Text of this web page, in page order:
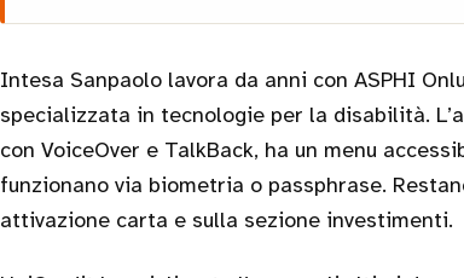
Intesa Sanpaolo lavora da anni con ASPHI
specializzata in tecnologie per la disabilità.
con VoiceOver e TalkBack, ha un menu
funzionano via biometria o passphrase.
attivazione carta e sulla sezione investimenti.